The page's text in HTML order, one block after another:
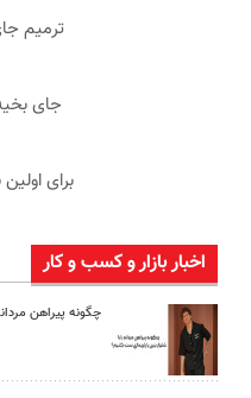
اخبار بازار و کسب و کار
چگونه پیراهن